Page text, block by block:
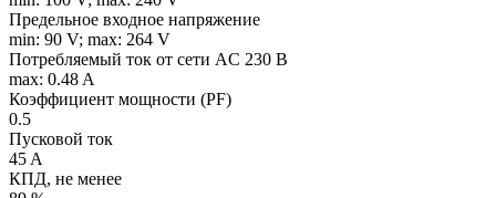
Предельное входное напряжение
min: 90 V; max: 264 V
Потребляемый ток от сети AC 230 В
max: 0.48 A
Коэффициент мощности (PF)
0.5
Пусковой ток
45 A
КПД, не менее